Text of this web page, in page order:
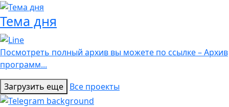
Тема дня
Посмотреть полный архив вы можете по ссылке – Архив
программ...
Загрузить еще Все проекты